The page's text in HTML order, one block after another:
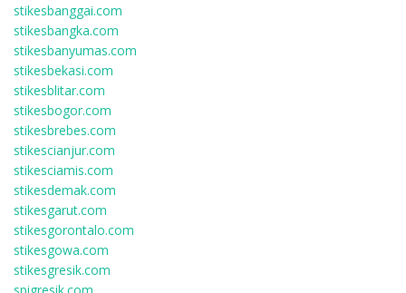
stikesbanggai.com
stikesbangka.com
stikesbanyumas.com
stikesbekasi.com
stikesblitar.com
stikesbogor.com
stikesbrebes.com
stikescianjur.com
stikesciamis.com
stikesdemak.com
stikesgarut.com
stikesgorontalo.com
stikesgowa.com
stikesgresik.com